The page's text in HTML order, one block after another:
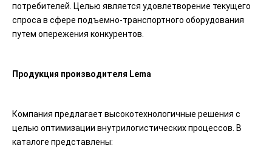
потребителей. Целью является удовлетворение текущего
спроса в сфере подъемно-транспортного оборудования
путем опережения конкурентов.
Продукция производителя Lema
Компания предлагает высокотехнологичные решения с
целью оптимизации внутрилогистических процессов. В
каталоге представлены: